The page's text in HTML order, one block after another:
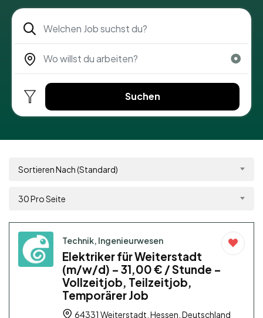
Suchen
Sortieren Nach (Standard)
30 Pro Seite
Technik, Ingenieurwesen
Elektriker für Weiterstadt
(m/w/d) – 31,00 € / Stunde –
Vollzeitjob, Teilzeitjob,
Temporärer Job
64331 Weiterstadt, Hessen, Deutschland